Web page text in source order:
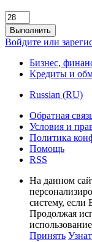
Выполнить
Войдите или
Бизнес,
Кредиты и
Russian (RU)
Обратная
Условия и
Политика
Помощь
RSS
На данном
систему, если
Продолжая
Принять